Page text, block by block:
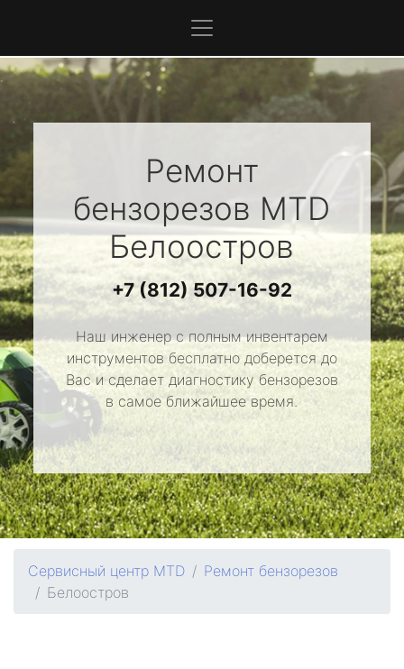
Ремонт
бензорезов MTD
Белоостров
+7 (812) 507-16-92
Наш инженер с полным инвентарем
инструментов бесплатно доберется до
Вас и сделает диагностику бензорезов
в самое ближайшее время.
Сервисный центр MTD
Ремонт бензорезов
Белоостров